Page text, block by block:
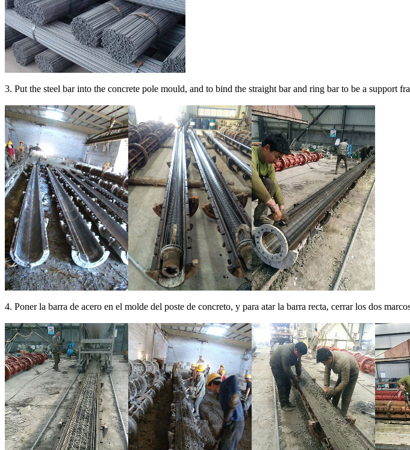
3. Put the steel bar into the concrete pole mould, and to bind the straight bar and ring bar to be a support
4. Poner la barra de acero en el molde del poste de concreto, y para atar la barra recta, cerrar los dos